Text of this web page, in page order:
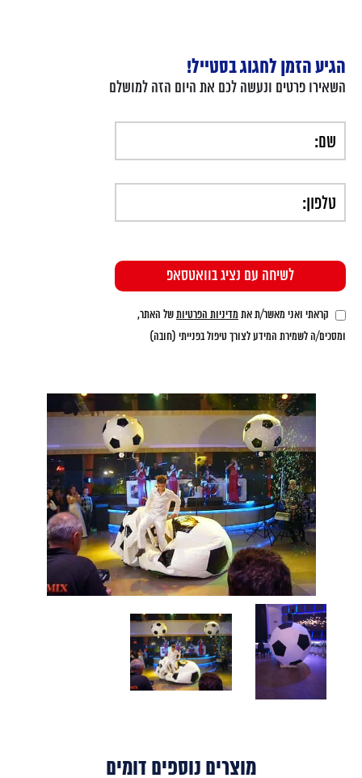
הגיע הזמן לחגוג בסטייל!
השאירו פרטים ונעשה לכם את היום הזה למושלם
קראתי ואני מאשר/ת את מדיניות הפרטיותשל האתר,
ומסכים/ה לשמירת המידע לצורך טיפול בפנייתי (חובה)
מוצרים נוספים דומים